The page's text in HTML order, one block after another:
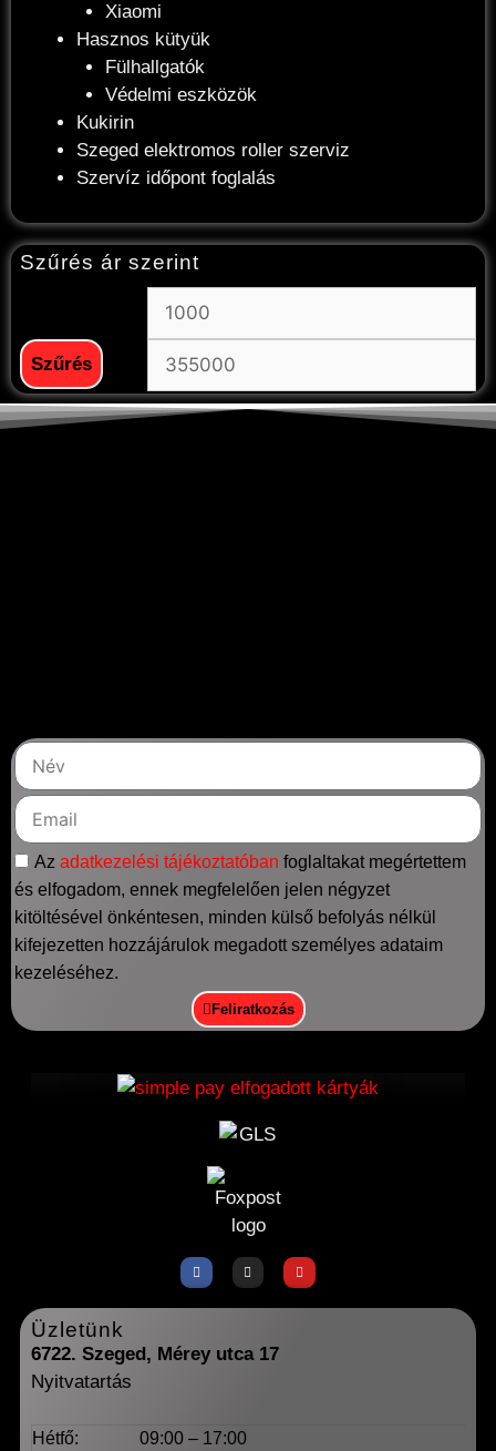
Xiaomi
Hasznos kütyük
Fülhallgatók
Védelmi eszközök
Kukirin
Szeged elektromos roller szerviz
Szervíz időpont foglalás
Szűrés ár szerint
Szűrés
Üzletünk
6722. Szeged, Mérey utca 17
Nyitvatartás
Hétfő:
09:00 – 17:00
Az adatkezelési tájékoztatóban foglaltakat megértettem
és elfogadom, ennek megfelelően jelen négyzet
kitöltésével önkéntesen, minden külső befolyás nélkül
kifejezetten hozzájárulok megadott személyes adataim
kezeléséhez.
Feliratkozás